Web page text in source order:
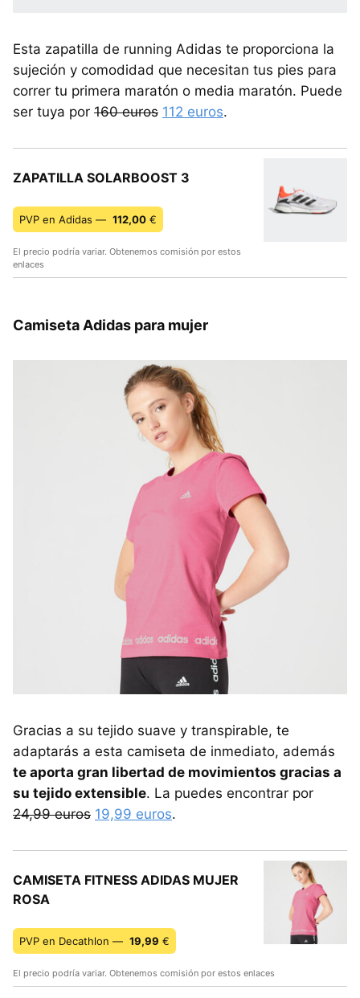
Esta zapatilla de running Adidas te proporciona la
sujeción y comodidad que necesitan tus pies para
correr tu primera maratón o media maratón. Puede
ser tuya por 160 euros 112 euros.
ZAPATILLA SOLARBOOST 3
PVP en Adidas — 112,00 €
El precio podría variar. Obtenemos comisión por estos
enlaces
Camiseta Adidas para mujer
Gracias a su tejido suave y transpirable, te
adaptarás a esta camiseta de inmediato, además
te aporta gran libertad de movimientos gracias a
su tejido extensible. La puedes encontrar por
24,99 euros 19,99 euros.
CAMISETA FITNESS ADIDAS MUJER
ROSA
PVP en Decathlon — 19,99 €
El precio podría variar. Obtenemos comisión por estos enlaces